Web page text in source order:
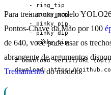
    - ring_tip
    - pinky_mcp
    - pinky_pip
    - pinky_dip
    - pinky_tip
# Download script/URL
download: https://
Para treinar um modelo
Pontos-Chave da Mão por 100
de 640, você pode usar os
abrangente de argumentos
Treinamentodo modelo.